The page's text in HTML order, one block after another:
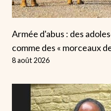
Armée d'abus : des
comme des « morceaux
8 août 2026